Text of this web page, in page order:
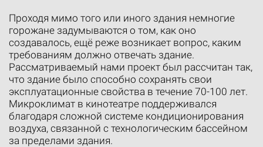
Проходя мимо того или иного здания немногие
горожане задумываются о том, как оно
создавалось, ещё реже возникает вопрос, каким
требованиям должно отвечать здание.
Рассматриваемый нами проект был рассчитан так,
что здание было способно сохранять свои
эксплуатационные свойства в течение 70-100 лет.
Микроклимат в кинотеатре поддерживался
благодаря сложной системе кондиционирования
воздуха, связанной с технологическим бассейном
за пределами здания.